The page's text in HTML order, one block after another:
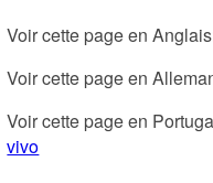
Voir cette page en
Voir cette page en
Voir cette page en
vivo